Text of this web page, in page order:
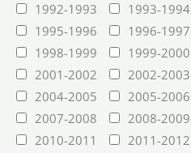
1992-1993
1993-1994
1995-1996
1996-1997
1998-1999
1999-2000
2001-2002
2002-2003
2004-2005
2005-2006
2007-2008
2008-2009
2010-2011
2011-2012